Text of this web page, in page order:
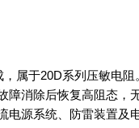
属于20D系列压敏电阻
障消除后恢复高阻态，
电源系统、防雷装置及